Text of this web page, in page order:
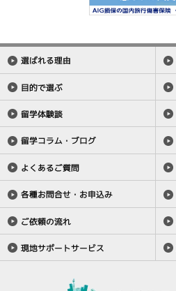
選ばれる理由
目的で選ぶ
留学体験談
留学コラム・ブログ
よくあるご質問
各種お問合せ・お申込み
ご依頼の流れ
現地サポートサービス